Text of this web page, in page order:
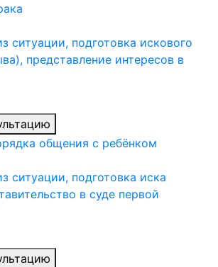
ситуации, подготовка искового
представление интересов в
общения с ребёнком
ситуации, подготовка иска
в суде первой